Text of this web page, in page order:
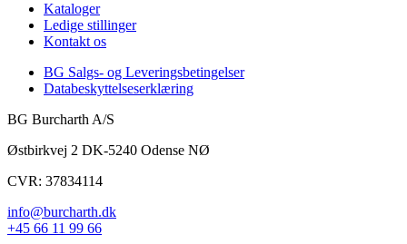
Kataloger
Ledige stillinger
Kontakt os
BG Salgs- og Leveringsbetingelser
Databeskyttelseserklæring
BG Burcharth A/S
Østbirkvej 2 DK-5240 Odense NØ
CVR: 37834114
info@burcharth.dk
+45 66 11 99 66